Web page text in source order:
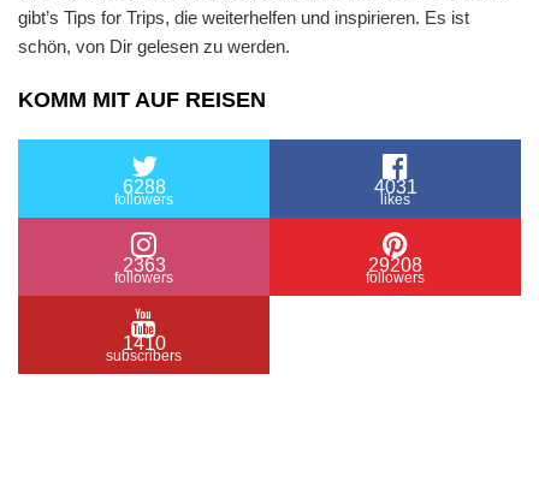
gibt’s Tips for Trips, die weiterhelfen und inspirieren. Es ist
schön, von Dir gelesen zu werden.
KOMM MIT AUF REISEN
6288
followers
4031
likes
2363
followers
29208
followers
1410
subscribers